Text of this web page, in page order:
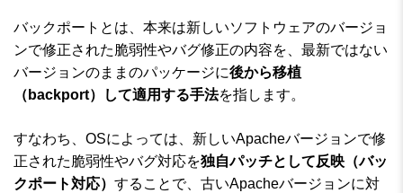
バックポートとは、本来は新しいソフトウェアのバージョ
ンで修正された脆弱性やバグ修正の内容を、最新ではない
バージョンのままのパッケージに後から移植
（backport）して適用する手法を指します。
すなわち、OSによっては、新しいApacheバージョンで修
正された脆弱性やバグ対応を独自パッチとして反映（バッ
クポート対応） することで、古いApacheバージョンに対